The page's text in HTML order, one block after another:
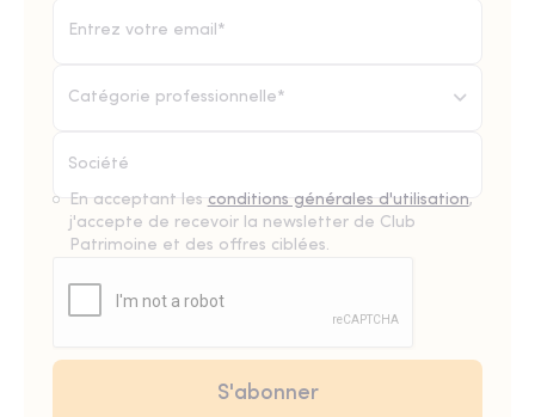
Catégorie professionnelle*
En acceptant les conditions générales d'utilisation,
j'accepte de recevoir la newsletter de Club
Patrimoine et des offres ciblées.